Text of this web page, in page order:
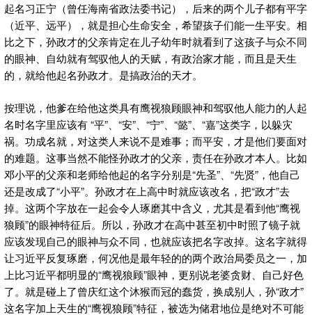
起名习正宁（曾任海南省政法委书记），后来的两个儿子都有平字
（近平、远平），就是担心生命安全，希望孩子们能一生平安。相
比之下，孙政才的父亲肯定在儿子幼年时就看到了这孩子与众不同
的眼神、自幼就有驾驭他人的天赋，有政治家才能，而且是天生
的，就给他起名孙政才。是搞政治的天才。
按理说，他爹在给他这类具有鹰视狼顾眼神和驾驭他人能力的人起
名时名字里应该有 “平”、“安”、“宁”、“懿”、“嘉”这类字，以躲灾
祸。功成名就，对这类人来说不是难事；而平安，才是他们要面对
的难题。这事当然不能怪孙政才的父亲，责任在孙政才本人。比如
邓小平的父亲和老师给他起的名字分别是“先圣”、“先贤”，他自己
还是改成了“小平”。孙政才在上高中时就应该改名，把“政才”去
掉。这两个字放在一起会令人琢磨其中含义，尤其是看到他“鹰视
狼顾”的眼神特征后。所以，孙政才在高中甚至初中时照了镜子就
应该发现自己的眼神与众不同，也就应该把名字改掉。这名字就得
让习近平反复琢磨，何况他是最年轻的的两个政治局委员之一，加
上比习近平都明显的“鹰视狼顾”眼神，更别说老婆贪财、自己好色
了。就是碰上了曾庆红这个沐猴而冠的蠢货，换成别人，孙“政才”
这名字加上天生的“鹰视狼顾”特征，被选为储君地位是绝对不可能